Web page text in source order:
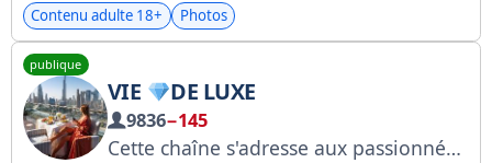
Contenu adulte 18+ Photos
publique
VIE DE LUXE
9836−145
Cette chaîne s'adresse aux passionnés de voyages, de beauté et de luxe. Les candidatures sont acceptées immédiatement ! Pour toute question, veuillez contacter @CapitanNemo28.